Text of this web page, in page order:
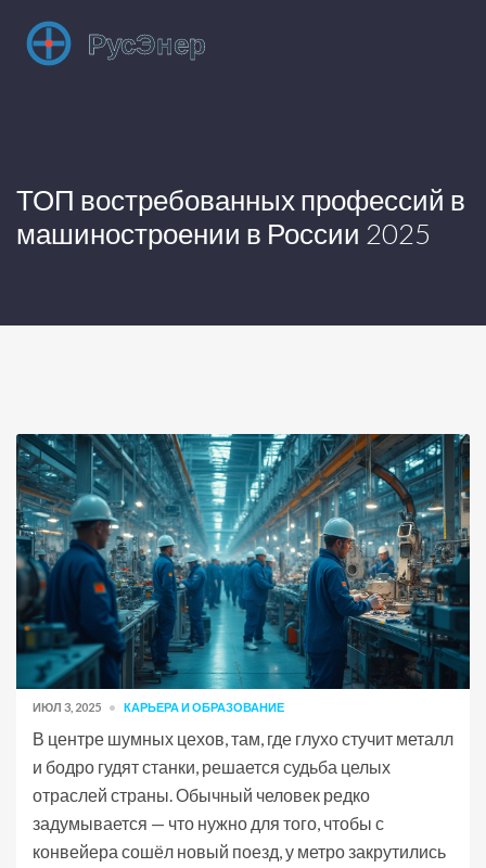
ТОП востребованных профессий в
машиностроении в России 2025
ИЮЛ 3, 2025 КАРЬЕРА И ОБРАЗОВАНИЕ
В центре шумных цехов, там, где глухо стучит металл
и бодро гудят станки, решается судьба целых
отраслей страны. Обычный человек редко
задумывается — что нужно для того, чтобы с
конвейера сошёл новый поезд, у метро закрутились